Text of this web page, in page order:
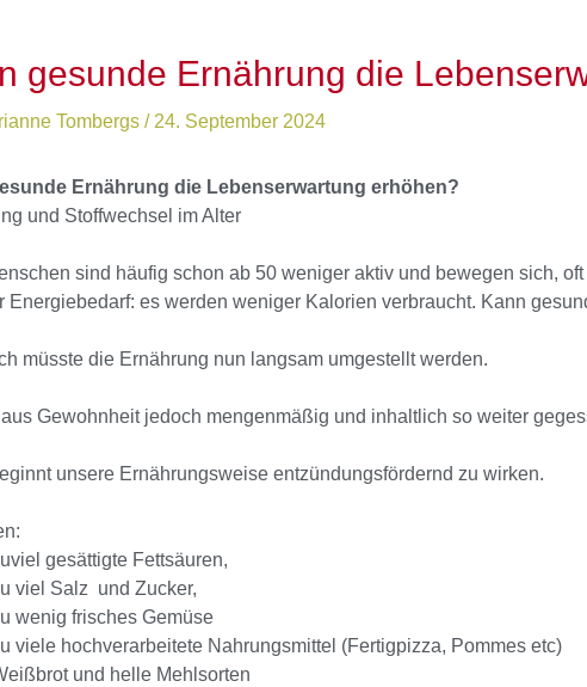
gesunde Ernährung die
Tombergs /24. September 2024
Ernährung die Lebenserwartung erhöhen?
und Stoffwechsel im Alter
sind häufig schon ab 50 weniger aktiv und bewegen sich,
Energiebedarf: es werden weniger Kalorien verbraucht. Kann
müsste die Ernährung nun langsam umgestellt werden.
Gewohnheit jedoch mengenmäßig und inhaltlich so weiter
unsere Ernährungsweise entzündungsfördernd zu wirken.
gesättigte Fettsäuren,
viel Salz und Zucker,
wenig frisches Gemüse
viele hochverarbeitete Nahrungsmittel (Fertigpizza, Pommes etc)
und helle Mehlsorten